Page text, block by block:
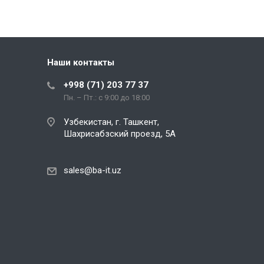
приему-передаче результатов
Наши контакты
+998 (71) 203 77 37
Пн. – Пт.: с 9:00 до 18:00
Узбекистан, г. Ташкент,
Шахрисабзский проезд, 5А
sales@ba-it.uz